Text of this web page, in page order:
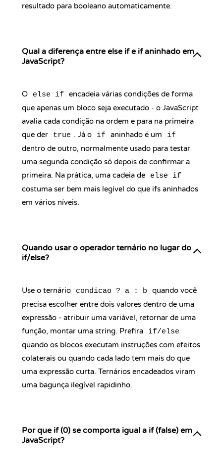
resultado para booleano automaticamente.
Qual a diferença entre else if e if aninhado em
JavaScript?
O else if
encadeia várias condições de forma
que apenas um bloco seja executado - o JavaScript
avalia cada condição na ordem e para na primeira
que der
true . Já o if aninhado é um if
dentro de outro, normalmente usado para testar
uma segunda condição só depois de confirmar a
primeira. Na prática, uma cadeia de
else if
costuma ser bem mais legível do que ifs aninhados
em vários níveis.
Quando usar o operador ternário no lugar do
if/else?
Use o ternário condicao ? a : b
quando você
precisa escolher entre dois valores dentro de uma
expressão - atribuir uma variável, retornar de uma
função, montar uma string. Prefira
if/else
quando os blocos executam instruções com efeitos
colaterais ou quando cada lado tem mais do que
uma expressão curta. Ternários encadeados viram
uma bagunça ilegível rapidinho.
Por que if (0) se comporta igual a if (false) em
JavaScript?